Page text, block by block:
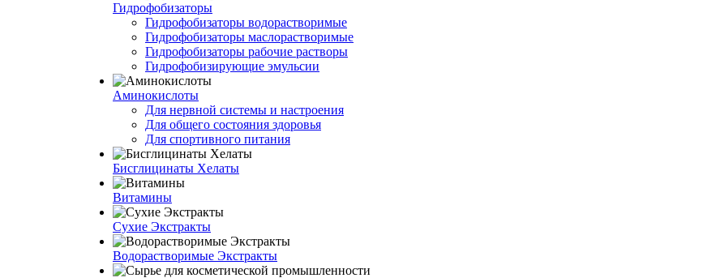
Гидрофобизаторы
Гидрофобизаторы водорастворимые
Гидрофобизаторы маслорастворимые
Гидрофобизаторы рабочие растворы
Гидрофобизирующие эмульсии
Аминокислоты
Для нервной системы и настроения
Для общего состояния здоровья
Для спортивного питания
Бисглицинаты Хелаты
Витамины
Сухие Экстракты
Водорастворимые Экстракты